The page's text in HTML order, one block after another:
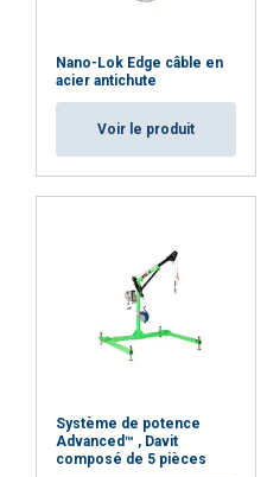
Nano-Lok Edge câble en
acier antichute
Voir le produit
Système de potence
Advanced™ , Davit
composé de 5 pièces